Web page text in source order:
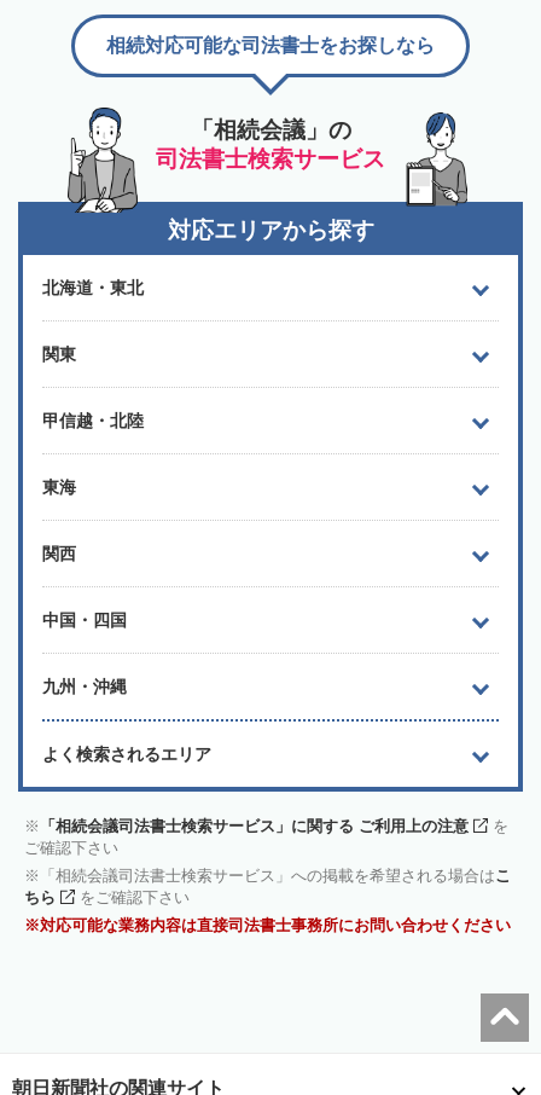
「相続会議」の
司法書士検索サービス
相続対応可能な司法書士をお探しなら
対応エリアから探す
北海道・東北
関東
甲信越・北陸
東海
関西
中国・四国
九州・沖縄
よく検索されるエリア
「相続会議司法書士検索サービス」に関する ご利用上の注意
を
ご確認下さい
「相続会議司法書士検索サービス」への掲載を希望される場合はこ
ちら
をご確認下さい
対応可能な業務内容は直接司法書士事務所にお問い合わせください
朝日新聞社の関連サイト